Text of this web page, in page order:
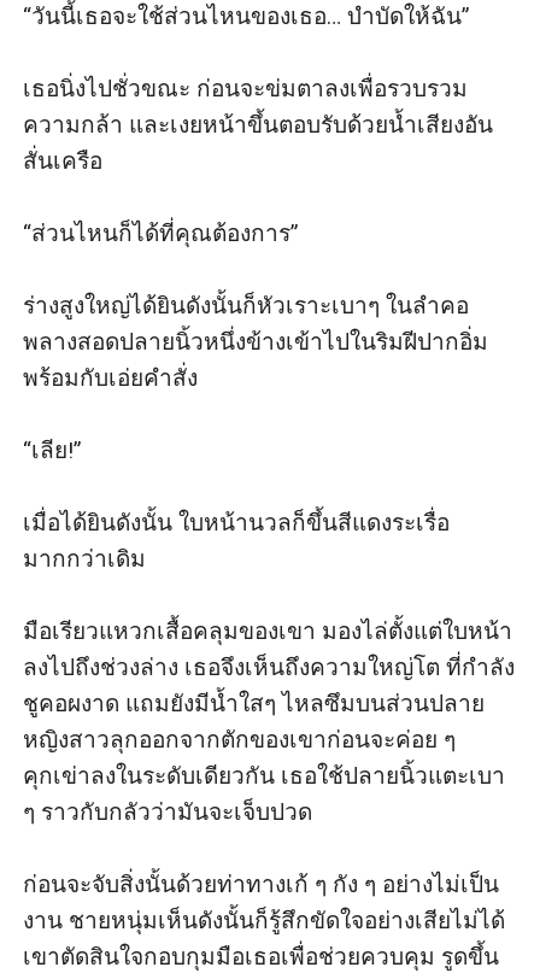
“วันนี้เธอจะใช้ส่วนไหนของเธอ… บำบัดให้ฉัน”
เธอนิ่งไปชั่วขณะ ก่อนจะข่มตาลงเพื่อรวบรวม
ความกล้า และเงยหน้าขึ้นตอบรับด้วยน้ำเสียงอัน
สั่นเครือ
“ส่วนไหนก็ได้ที่คุณต้องการ”
ร่างสูงใหญ่ได้ยินดังนั้นก็หัวเราะเบาๆ ในลำคอ
พลางสอดปลายนิ้วหนึ่งข้างเข้าไปในริมฝีปากอิ่ม
พร้อมกับเอ่ยคำสั่ง
“เลีย!”
เมื่อได้ยินดังนั้น ใบหน้านวลก็ขึ้นสีแดงระเรื่อ
มากกว่าเดิม
มือเรียวแหวกเสื้อคลุมของเขา มองไล่ตั้งแต่ใบหน้า
ลงไปถึงช่วงล่าง เธอจึงเห็นถึงความใหญ่โต ที่กำลัง
ชูคอผงาด แถมยังมีน้ำใสๆ ไหลซึมบนส่วนปลาย
หญิงสาวลุกออกจากตักของเขาก่อนจะค่อย ๆ
คุกเข่าลงในระดับเดียวกัน เธอใช้ปลายนิ้วแตะเบา
ๆ ราวกับกลัวว่ามันจะเจ็บปวด
ก่อนจะจับสิ่งนั้นด้วยท่าทางเก้ ๆ กัง ๆ อย่างไม่เป็น
งาน ชายหนุ่มเห็นดังนั้นก็รู้สึกขัดใจอย่างเสียไม่ได้
เขาตัดสินใจกอบกุมมือเธอเพื่อช่วยควบคุม รูดขึ้น